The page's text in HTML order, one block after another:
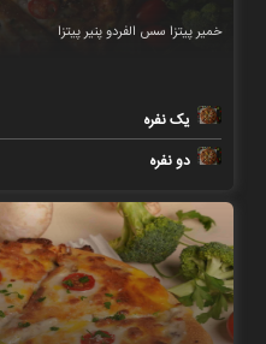
خمیر پیتزا سس الفردو پنیر پیتزا
یک نفره
دو نفره